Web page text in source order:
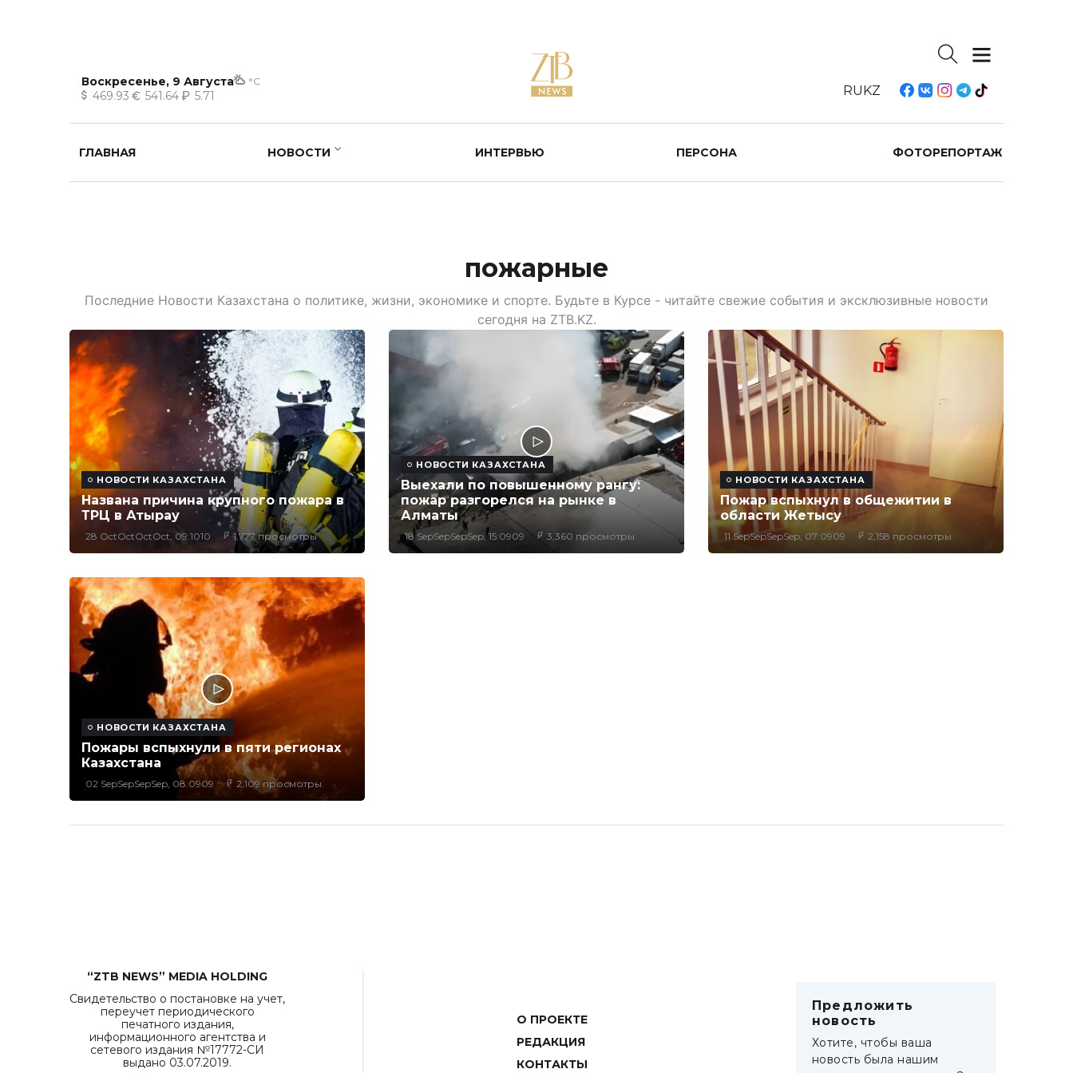
Воскресенье, 9 Августа °C
469.93 541.64 5.71 RUKZ
ГЛАВНАЯ НОВОСТИ ИНТЕРВЬЮ ПЕРСОНА ФОТОРЕПОРТАЖ
пожарные
Последние Новости Казахстана о политике, жизни, экономике и спорте. Будьте в Курсе - читайте свежие события и эксклюзивные новости
сегодня на ZTB.KZ.
НОВОСТИ КАЗАХСТАНА
Названа причина крупного пожара в
ТРЦ в Атырау
28 OctOctOctOct, 09:1010 1,777 просмотры
НОВОСТИ КАЗАХСТАНА
Выехали по повышенному рангу:
пожар разгорелся на рынке в
Алматы
18 SepSepSepSep, 15:0909 3,360 просмотры
НОВОСТИ КАЗАХСТАНА
Пожар вспыхнул в общежитии в
области Жетысу
11 SepSepSepSep, 07:0909 2,158 просмотры
НОВОСТИ КАЗАХСТАНА
Пожары вспыхнули в пяти регионах
Казахстана
02 SepSepSepSep, 08:0909 2,109 просмотры
“ZTB NEWS” MEDIA HOLDING
Свидетельство о постановке на учет,
переучет периодического
печатного издания,
информационного агентства и
сетевого издания №17772-СИ
выдано 03.07.2019.
О ПРОЕКТЕ
РЕДАКЦИЯ
КОНТАКТЫ
Предложить
новость
Хотите, чтобы ваша
новость была нашим